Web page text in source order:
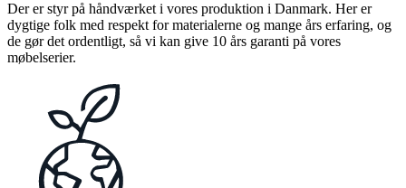
Der er styr på håndværket i vores produktion i Danmark. Her er
dygtige folk med respekt for materialerne og mange års erfaring, og
de gør det ordentligt, så vi kan give 10 års garanti på vores
møbelserier.